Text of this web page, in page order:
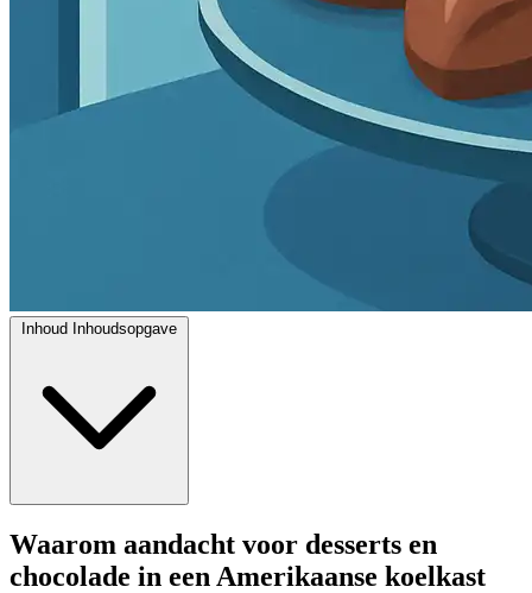
Inhoud Inhoudsopgave
Waarom aandacht voor desserts en
chocolade in een Amerikaanse koelkast